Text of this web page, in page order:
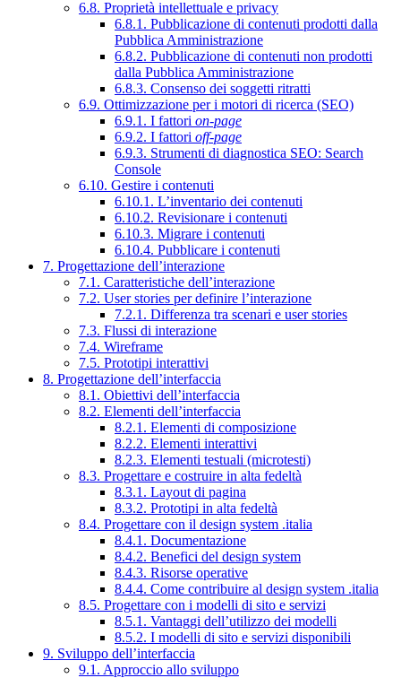
6.8. Proprietà intellettuale e privacy
6.8.1. Pubblicazione di contenuti prodotti dalla
Pubblica Amministrazione
6.8.2. Pubblicazione di contenuti non prodotti
dalla Pubblica Amministrazione
6.8.3. Consenso dei soggetti ritratti
6.9. Ottimizzazione per i motori di ricerca (SEO)
6.9.1. I fattori on-page
6.9.2. I fattori off-page
6.9.3. Strumenti di diagnostica SEO: Search
Console
6.10. Gestire i contenuti
6.10.1. L’inventario dei contenuti
6.10.2. Revisionare i contenuti
6.10.3. Migrare i contenuti
6.10.4. Pubblicare i contenuti
7. Progettazione dell’interazione
7.1. Caratteristiche dell’interazione
7.2. User stories per definire l’interazione
7.2.1. Differenza tra scenari e user stories
7.3. Flussi di interazione
7.4. Wireframe
7.5. Prototipi interattivi
8. Progettazione dell’interfaccia
8.1. Obiettivi dell’interfaccia
8.2. Elementi dell’interfaccia
8.2.1. Elementi di composizione
8.2.2. Elementi interattivi
8.2.3. Elementi testuali (microtesti)
8.3. Progettare e costruire in alta fedeltà
8.3.1. Layout di pagina
8.3.2. Prototipi in alta fedeltà
8.4. Progettare con il design system .italia
8.4.1. Documentazione
8.4.2. Benefici del design system
8.4.3. Risorse operative
8.4.4. Come contribuire al design system .italia
8.5. Progettare con i modelli di sito e servizi
8.5.1. Vantaggi dell’utilizzo dei modelli
8.5.2. I modelli di sito e servizi disponibili
9. Sviluppo dell’interfaccia
9.1. Approccio allo sviluppo